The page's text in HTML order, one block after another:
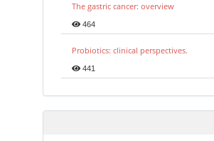
The gastric cancer: overview
464
Probiotics: clinical perspectives.
441